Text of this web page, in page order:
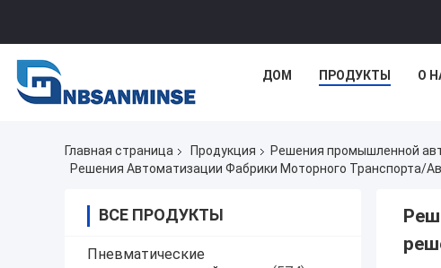
ДОМ ПРОДУКТЫ О
Главная страница Продукция
Решения промышленной
Решения Автоматизации Фабрики Моторного Транспорта/
ВСЕ ПРОДУКТЫ
Пневматические